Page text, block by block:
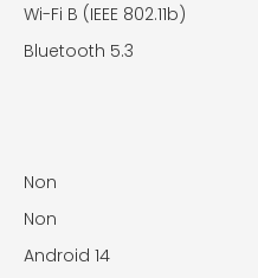
Wi-Fi B (IEEE 802.11b)
Bluetooth 5.3
Non
Non
Android 14